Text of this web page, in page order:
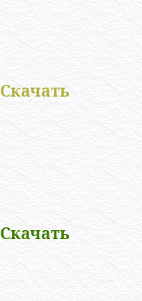
Скачать
Скачать